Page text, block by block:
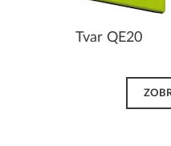
Tvar QE20